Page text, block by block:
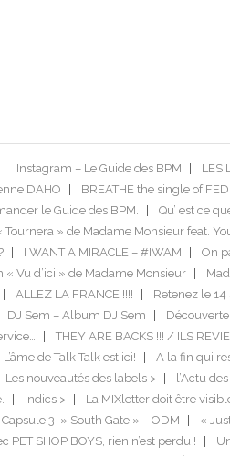
Instagram – Le Guide des BPM
LES
DAHO BREATHE the single of
le Guide des BPM. Qu’ est ce
Tournera » de Madame Monsieur feat.
I WANT A MIRACLE – #IWAM On
Vu d’ici » de Madame Monsieur
ALLEZ LA FRANCE !!!!
Retenez le
DJ Sem – Album DJ Sem
THEY ARE BACKS !!! / ILS
L’âme de Talk Talk est ici! A la fin qui
Les nouveautés des labels > l’Actu
Indics > La MIXletter doit être
Capsule 3 » South Gate » – ODM «
PET SHOP BOYS, rien n’est perdu !